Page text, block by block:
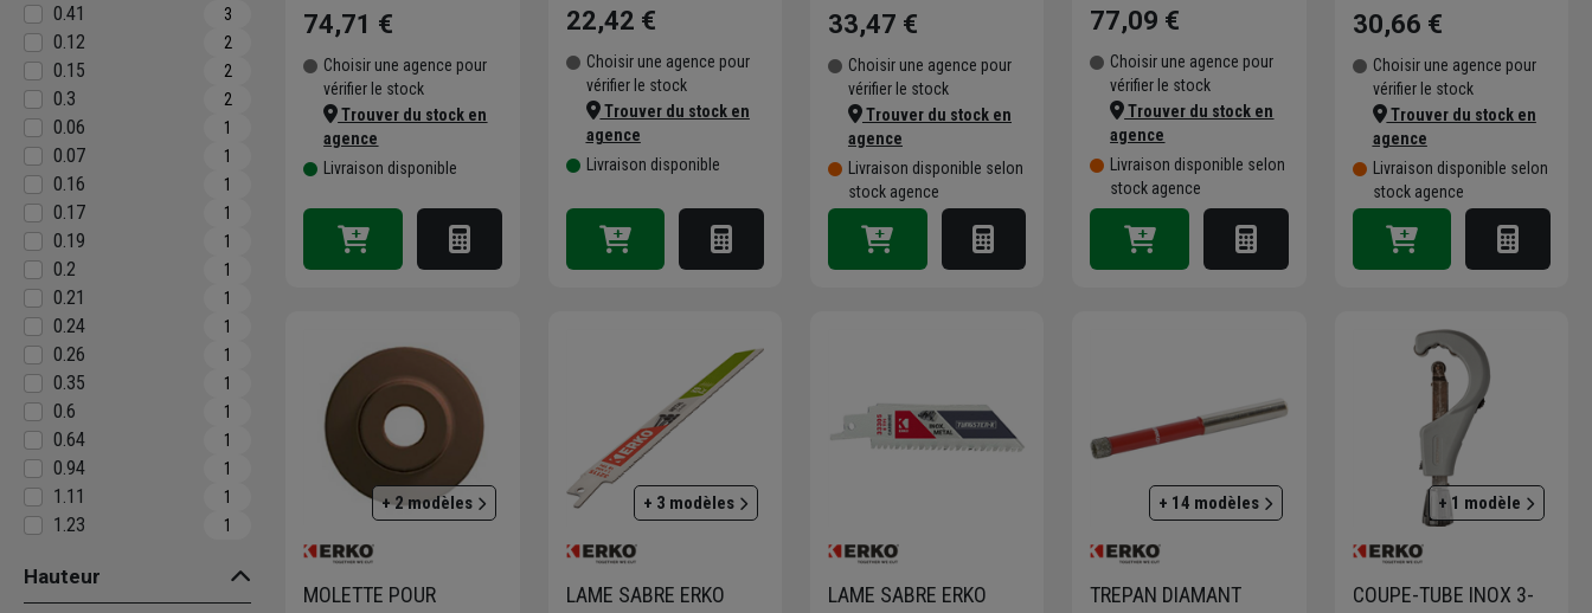
0.41 3
0.12 2
0.15 2
0.3 2
0.06 1
0.07 1
0.16 1
0.17 1
0.19 1
0.2 1
0.21 1
0.24 1
0.26 1
0.35 1
0.6 1
0.64 1
0.94 1
1.11 1
1.23 1
Hauteur
74,71 €
Choisir une agence pour
vérifier le stock
Trouver du stock en
agence
Livraison disponible
22,42 €
Choisir une agence pour
vérifier le stock
Trouver du stock en
agence
Livraison disponible
33,47 €
Choisir une agence pour
vérifier le stock
Trouver du stock en
agence
Livraison disponible selon
stock agence
77,09 €
Choisir une agence pour
vérifier le stock
Trouver du stock en
agence
Livraison disponible selon
stock agence
30,66 €
Choisir une agence pour
vérifier le stock
Trouver du stock en
agence
Livraison disponible selon
stock agence
+ 2 modèles
MOLETTE POUR
+ 3 modèles
LAME SABRE ERKO
LAME SABRE ERKO
+ 14 modèles
TREPAN DIAMANT
+ 1 modèle
COUPE-TUBE INOX 3-